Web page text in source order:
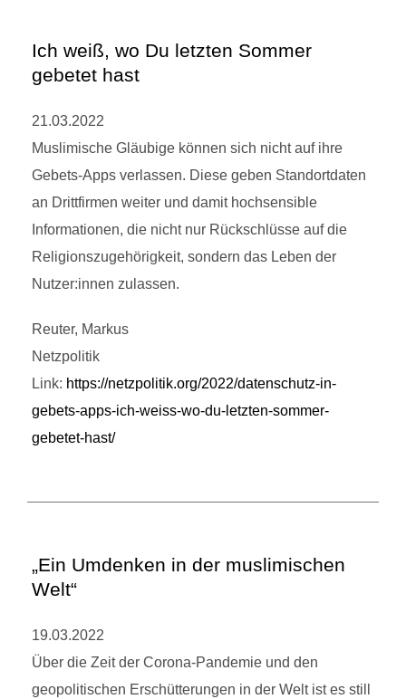
Ich weiß, wo Du letzten Sommer
gebetet hast
21.03.2022
Muslimische Gläubige können sich nicht auf ihre
Gebets-Apps verlassen. Diese geben Standortdaten
an Drittfirmen weiter und damit hochsensible
Informationen, die nicht nur Rückschlüsse auf die
Religionszugehörigkeit, sondern das Leben der
Nutzer:innen zulassen.
Reuter, Markus
Netzpolitik
Link: https://netzpolitik.org/2022/datenschutz-in-
gebets-apps-ich-weiss-wo-du-letzten-sommer-
gebetet-hast/
„Ein Umdenken in der muslimischen
Welt“
19.03.2022
Über die Zeit der Corona-Pandemie und den
geopolitischen Erschütterungen in der Welt ist es still